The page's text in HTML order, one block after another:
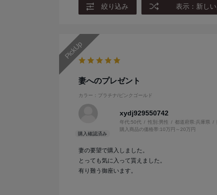
絞り込み 表示：新し
妻へのプレゼント
カラー：プラチナ/ピンクゴールド
xydj929550742
年代:50代 性別:男性 都道府県: 兵庫県
購入商品の価格帯:10万円～20万円
妻の要望で購入しました。
とっても気に入って貰えました。
有り難う御座います。